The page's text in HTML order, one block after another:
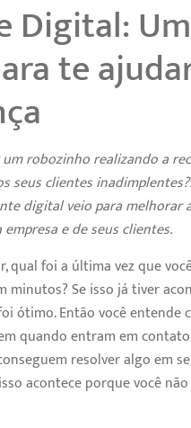
Digital: Um
te
robozinho realizando a
seus clientes
digital veio para melhorar
empresa e de seus clientes.
qual foi a última vez que
minutos? Se isso já tiver
ótimo. Então você entende
quando entram em
resolver algo em
acontece porque você